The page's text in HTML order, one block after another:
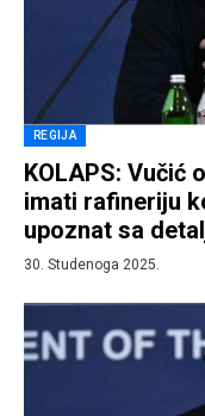
REGIJA
KOLAPS: Vučić
imati rafineriju
upoznat sa
30. Studenoga 2025.